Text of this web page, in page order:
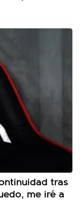
tras
me iré a